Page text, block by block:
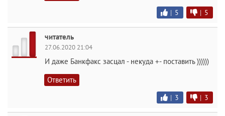
| 5 | 5
читатель
27.06.2020 21:04
И даже Банкфакс засцал - некуда +- поставить ))))))
Ответить
| 3 | 3